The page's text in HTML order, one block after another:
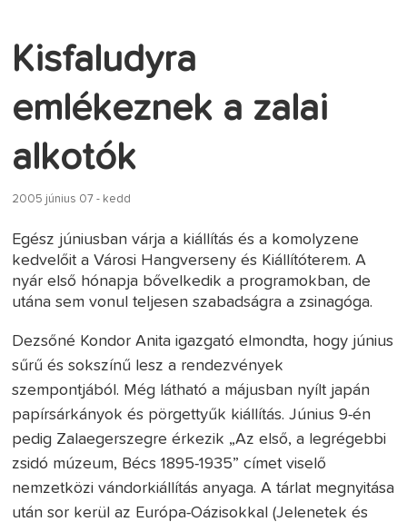
Kisfaludyra
emlékeznek a zalai
alkotók
2005 június 07 - kedd
Egész júniusban várja a kiállítás és a komolyzene
kedvelőit a Városi Hangverseny és Kiállítóterem. A
nyár első hónapja bővelkedik a programokban, de
utána sem vonul teljesen szabadságra a zsinagóga.
Dezsőné Kondor Anita igazgató elmondta, hogy június
sűrű és sokszínű lesz a rendezvények
szempontjából. Még látható a májusban nyílt japán
papírsárkányok és pörgettyűk kiállítás. Június 9-én
pedig Zalaegerszegre érkezik „Az első, a legrégebbi
zsidó múzeum, Bécs 1895-1935” címet viselő
nemzetközi vándorkiállítás anyaga. A tárlat megnyitása
után sor kerül az Európa-Oázisokkal (Jelenetek és